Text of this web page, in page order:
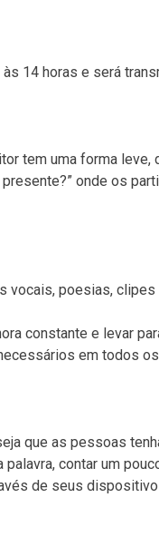
14 horas e será
tem uma forma
onde os
vocais, poesias,
constante e levar
em todos
que as pessoas
contar um
de seus